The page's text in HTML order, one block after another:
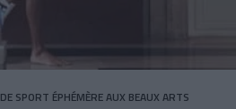
SPORT ÉPHÉMÈRE AUX BEAUX ARTS